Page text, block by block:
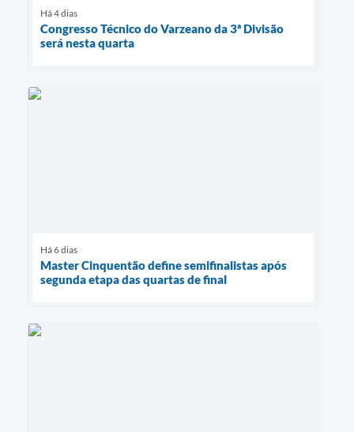
Há 4 dias
Congresso Técnico do Varzeano da 3ª Divisão
será nesta quarta
Há 6 dias
Master Cinquentão define semifinalistas após
segunda etapa das quartas de final